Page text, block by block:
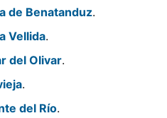
de Benatanduz.
Vellida.
del Olivar.
.
del Río.